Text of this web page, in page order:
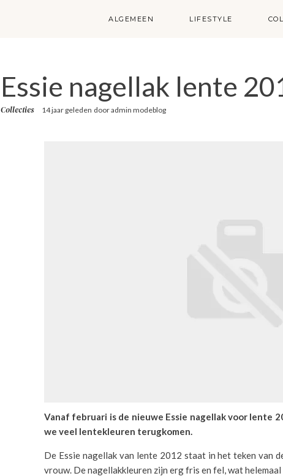
ALGEMEEN LIFESTYLE
Essie nagellak lente
Collecties 14 jaar geleden dooradmin modeblog
Vanaf februari is de nieuwe Essie nagellak voor lente
we veel lentekleuren terugkomen.
De Essie nagellak van lente 2012 staat in het teken van
vrouw. De nagellakkleuren zijn erg fris en fel, wat